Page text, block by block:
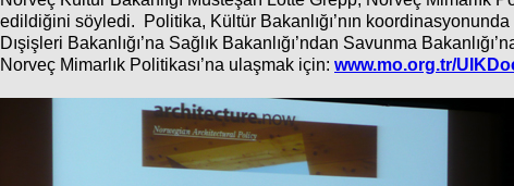
edildiğini söyledi. Politika, Kültür Bakanlığı’nın koordinasyonunda
Dışişleri Bakanlığı’na Sağlık Bakanlığı’ndan Savunma
Norveç Mimarlık Politikası’na ulaşmak için: www.mo.org.tr/